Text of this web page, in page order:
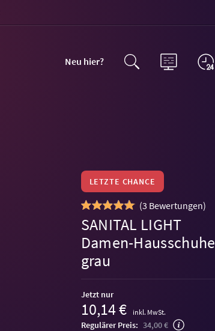
Neu hier?
LETZTE CHANCE
(3 Bewertungen)
SANITAL LIGHT
Damen-Hausschuhe
grau
Jetzt nur
10,14 € inkl. MwSt.
Regulärer Preis: 34,00 €